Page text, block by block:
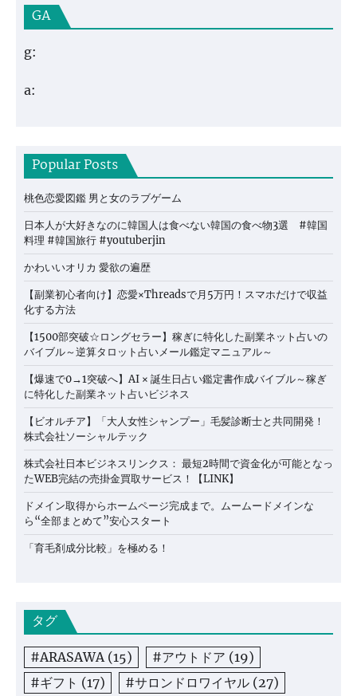
GA
g:
a:
Popular Posts
桃色恋愛図鑑 男と女のラブゲーム
日本人が大好きなのに韓国人は食べない韓国の食べ物3選 #韓国
料理 #韓国旅行 #youtuberjin
かわいいオリカ 愛欲の遍歴
【副業初心者向け】恋愛×Threadsで月5万円！スマホだけで収益
化する方法
【1500部突破☆ロングセラー】稼ぎに特化した副業ネット占いの
バイブル～逆算タロット占いメール鑑定マニュアル～
【爆速で0→1突破へ】AI × 誕生日占い鑑定書作成バイブル～稼ぎ
に特化した副業ネット占いビジネス
【ビオルチア】「大人女性シャンプー」毛髪診断士と共同開発！
株式会社ソーシャルテック
株式会社日本ビジネスリンクス： 最短2時間で資金化が可能となっ
たWEB完結の売掛金買取サービス！【LINK】
ドメイン取得からホームページ完成まで。ムームードメインな
ら“全部まとめて”安心スタート
「育毛剤成分比較」を極める！
タグ
#ARASAWA(15) #アウトドア (19)
#ギフト (17) #サロンドロワイヤル (27)